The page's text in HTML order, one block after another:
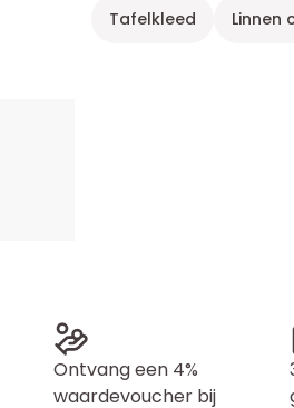
Tafelkleed Linnen
Ontvang een 4%
waardevoucher bij